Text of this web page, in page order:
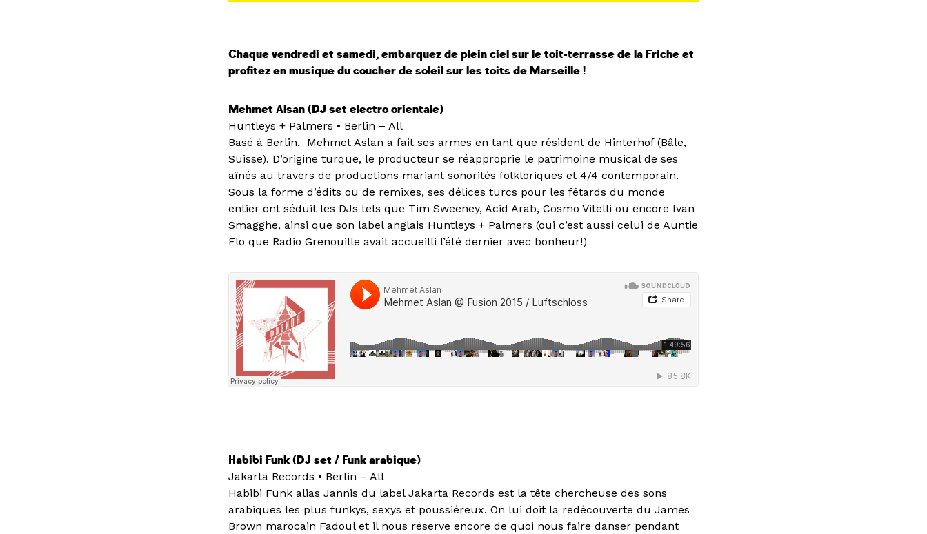
Chaque vendredi et samedi, embarquez de plein ciel sur le toit-terrasse de la Friche et
profitez en musique du coucher de soleil sur les toits de Marseille !
Mehmet Alsan (DJ set electro orientale)
Huntleys + Palmers • Berlin – All
Basé à Berlin, Mehmet Aslan a fait ses armes en tant que résident de Hinterhof (Bâle,
Suisse). D’origine turque, le producteur se réapproprie le patrimoine musical de ses
aînés au travers de productions mariant sonorités folkloriques et 4/4 contemporain.
Sous la forme d’édits ou de remixes, ses délices turcs pour les fêtards du monde
entier ont séduit les DJs tels que Tim Sweeney, Acid Arab, Cosmo Vitelli ou encore Ivan
Smagghe, ainsi que son label anglais Huntleys + Palmers (oui c’est aussi celui de Auntie
Flo que Radio Grenouille avait accueilli l’été dernier avec bonheur!)
Habibi Funk (DJ set / Funk arabique)
Jakarta Records • Berlin – All
Habibi Funk alias Jannis du label Jakarta Records est la tête chercheuse des sons
arabiques les plus funkys, sexys et poussiéreux. On lui doit la redécouverte du James
Brown marocain Fadoul et il nous réserve encore de quoi nous faire danser pendant